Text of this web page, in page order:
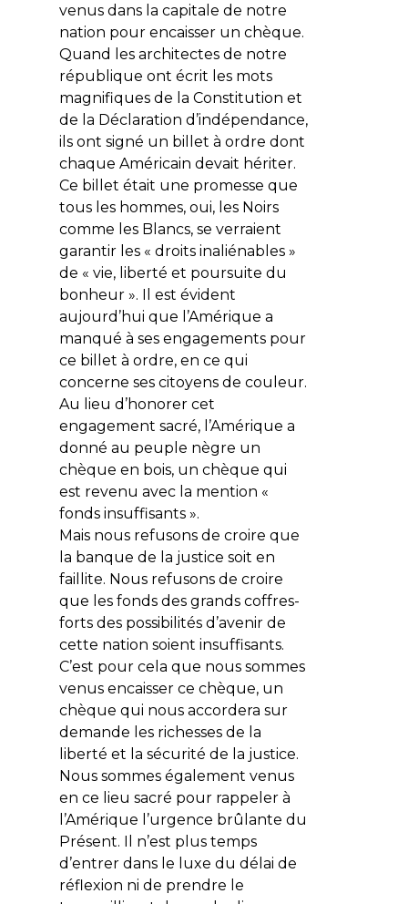
venus dans la capitale de notre
nation pour encaisser un chèque.
Quand les architectes de notre
république ont écrit les mots
magnifiques de la Constitution et
de la Déclaration d’indépendance,
ils ont signé un billet à ordre dont
chaque Américain devait hériter.
Ce billet était une promesse que
tous les hommes, oui, les Noirs
comme les Blancs, se verraient
garantir les « droits inaliénables »
de « vie, liberté et poursuite du
bonheur ». Il est évident
aujourd’hui que l’Amérique a
manqué à ses engagements pour
ce billet à ordre, en ce qui
concerne ses citoyens de couleur.
Au lieu d’honorer cet
engagement sacré, l’Amérique a
donné au peuple nègre un
chèque en bois, un chèque qui
est revenu avec la mention «
fonds insuffisants ».
Mais nous refusons de croire que
la banque de la justice soit en
faillite. Nous refusons de croire
que les fonds des grands coffres-
forts des possibilités d’avenir de
cette nation soient insuffisants.
C’est pour cela que nous sommes
venus encaisser ce chèque, un
chèque qui nous accordera sur
demande les richesses de la
liberté et la sécurité de la justice.
Nous sommes également venus
en ce lieu sacré pour rappeler à
l’Amérique l’urgence brûlante du
Présent. Il n’est plus temps
d’entrer dans le luxe du délai de
réflexion ni de prendre le